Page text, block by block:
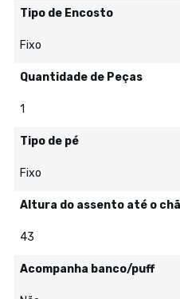
Tipo de Encosto
Fixo
Quantidade de Peças
1
Tipo de pé
Fixo
Altura do assento até o
43
Acompanha banco/puff